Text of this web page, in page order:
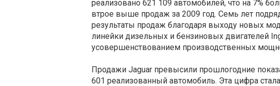
реализовано 621 109 автомобилей, что на 7%
втрое выше продаж за 2009 год. Семь лет
результаты продаж благодаря выходу новых
линейки дизельных и бензиновых двигателей
усовершенствованием производственных
Продажи Jaguar превысили прошлогодние
601 реализованный автомобиль. Эта цифра